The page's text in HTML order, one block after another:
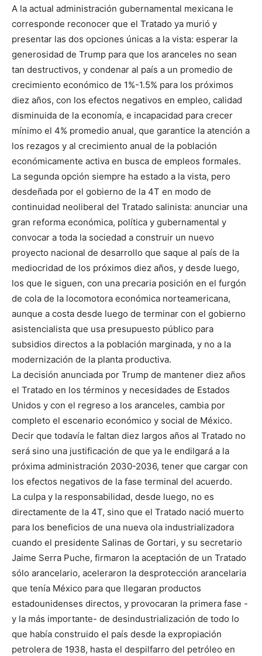
A la actual administración gubernamental mexicana le
corresponde reconocer que el Tratado ya murió y
presentar las dos opciones únicas a la vista: esperar la
generosidad de Trump para que los aranceles no sean
tan destructivos, y condenar al país a un promedio de
crecimiento económico de 1%-1.5% para los próximos
diez años, con los efectos negativos en empleo, calidad
disminuida de la economía, e incapacidad para crecer
mínimo el 4% promedio anual, que garantice la atención a
los rezagos y al crecimiento anual de la población
económicamente activa en busca de empleos formales.
La segunda opción siempre ha estado a la vista, pero
desdeñada por el gobierno de la 4T en modo de
continuidad neoliberal del Tratado salinista: anunciar una
gran reforma económica, política y gubernamental y
convocar a toda la sociedad a construir un nuevo
proyecto nacional de desarrollo que saque al país de la
mediocridad de los próximos diez años, y desde luego,
los que le siguen, con una precaria posición en el furgón
de cola de la locomotora económica norteamericana,
aunque a costa desde luego de terminar con el gobierno
asistencialista que usa presupuesto público para
subsidios directos a la población marginada, y no a la
modernización de la planta productiva.
La decisión anunciada por Trump de mantener diez años
el Tratado en los términos y necesidades de Estados
Unidos y con el regreso a los aranceles, cambia por
completo el escenario económico y social de México.
Decir que todavía le faltan diez largos años al Tratado no
será sino una justificación de que ya le endilgará a la
próxima administración 2030-2036, tener que cargar con
los efectos negativos de la fase terminal del acuerdo.
La culpa y la responsabilidad, desde luego, no es
directamente de la 4T, sino que el Tratado nació muerto
para los beneficios de una nueva ola industrializadora
cuando el presidente Salinas de Gortari, y su secretario
Jaime Serra Puche, firmaron la aceptación de un Tratado
sólo arancelario, aceleraron la desprotección arancelaria
que tenía México para que llegaran productos
estadounidenses directos, y provocaran la primera fase -
y la más importante- de desindustrialización de todo lo
que había construido el país desde la expropiación
petrolera de 1938, hasta el despilfarro del petróleo en